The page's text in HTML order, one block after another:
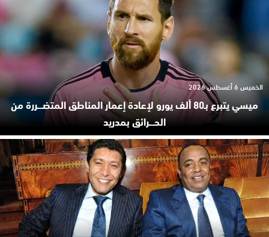
ميسي يتبرع بـ80 ألف يورو لإعادة إعمار المناطق المتضـ.ـررة من
الحـ.ـرائق بمدريد
الخميس 6 أغسطس 2026